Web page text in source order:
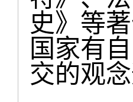
史》等
国家有
交的观